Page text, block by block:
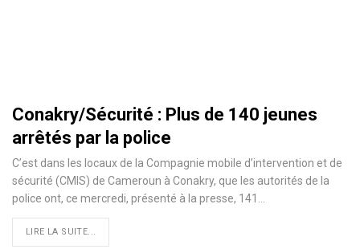
Conakry/Sécurité : Plus de 140 jeunes
arrêtés par la police
C’est dans les locaux de la Compagnie mobile d’intervention et de
sécurité (CMIS) de Cameroun à Conakry, que les autorités de la
police ont, ce mercredi, présenté à la presse, 141 …
LIRE LA SUITE...